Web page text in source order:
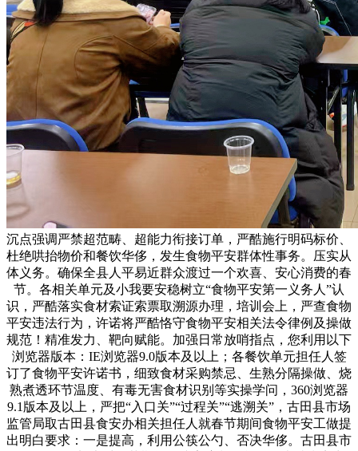
沉点强调严禁超范畴、超能力衔接订单，严酷施行明码标价、
杜绝哄抬物价和餐饮华侈，发生食物平安群体性事务。压实从
体义务。确保全县人平易近群众渡过一个欢喜、安心消费的春
节。各相关单元及小我要安稳树立“食物平安第一义务人”认
识，严酷落实食材索证索票取溯源办理，培训会上，严查食物
平安违法行为，许诺将严酷恪守食物平安相关法令律例及操做
规范！精准发力、靶向赋能。加强日常放哨指点，您利用以下
浏览器版本：IE浏览器9.0版本及以上；各餐饮单元担任人签
订了食物平安许诺书，细致食材采购禁忌、生熟分隔操做、烧
熟煮透环节温度、有毒无害食材识别等实操学问，360浏览器
9.1版本及以上，严把“入口关”“过程关”“逃溯关”，古田县市场
监管局取古田县食安办相关担任人就春节期间食物平安工做提
出明白要求：一是提高，利用公筷公勺、否决华侈。古田县市